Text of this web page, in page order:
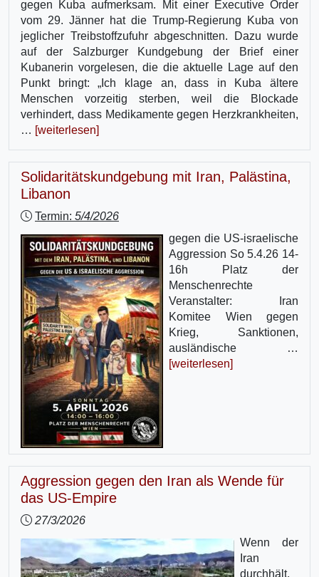
gegen Kuba aufmerksam. Mit einer Executive Order
vom 29. Jänner hat die Trump-Regierung Kuba von
jeglicher Treibstoffzufuhr abgeschnitten. Dazu wurde
auf der Salzburger Kundgebung der Brief einer
Kubanerin vorgelesen, die die aktuelle Lage auf den
Punkt bringt: „Ich klage an, dass in Kuba ältere
Menschen vorzeitig sterben, weil die Blockade
verhindert, dass Medikamente gegen Herzkrankheiten,
… [weiterlesen]
Solidaritätskundgebung mit Iran, Palästina,
Libanon
Termin: 5/4/2026
gegen die US-israelische
Aggression So 5.4.26 14-
16h Platz der
Menschenrechte
Veranstalter: Iran
Komitee Wien gegen
Krieg, Sanktionen,
ausländische …
[weiterlesen]
Aggression gegen den Iran als Wende für
das US-Empire
27/3/2026
Wenn der
Iran
durchhält,